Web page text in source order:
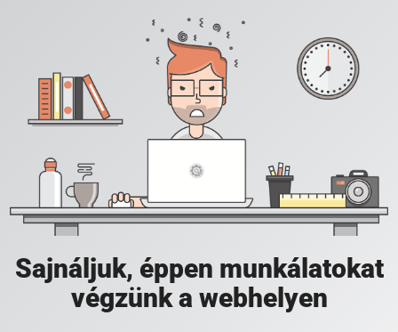
Sajnáljuk, éppen munkálatokat
végzünk a webhelyen